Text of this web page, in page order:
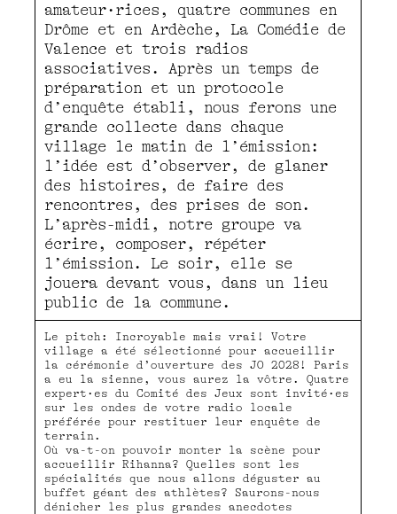
amateur·rices, quatre communes en
Drôme et en Ardèche, La Comédie de
Valence et trois radios
associatives. Après un temps de
préparation et un protocole
d’enquête établi, nous ferons une
grande collecte dans chaque
village le matin de l’émission:
l’idée est d’observer, de glaner
des histoires, de faire des
rencontres, des prises de son.
L’après-midi, notre groupe va
écrire, composer, répéter
l’émission. Le soir, elle se
jouera devant vous, dans un lieu
public de la commune.
Le pitch: Incroyable mais vrai! Votre
village a été sélectionné pour accueillir
la cérémonie d’ouverture des JO 2028! Paris
a eu la sienne, vous aurez la vôtre. Quatre
expert·es du Comité des Jeux sont invité·es
sur les ondes de votre radio locale
préférée pour restituer leur enquête de
terrain.
Où va-t-on pouvoir monter la scène pour
accueillir Rihanna? Quelles sont les
spécialités que nous allons déguster au
buffet géant des athlètes? Saurons-nous
dénicher les plus grandes anecdotes